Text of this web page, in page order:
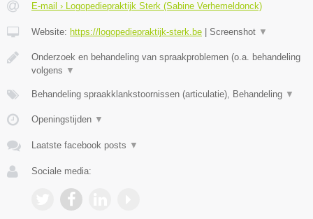
E-mail › Logopediepraktijk Sterk (Sabine Verhemeldonck)
Website: https://logopediepraktijk-sterk.be Screenshot ▼
Onderzoek en behandeling van spraakproblemen (o.a. behandeling
volgens ▼
Behandeling spraakklankstoornissen (articulatie), Behandeling ▼
Openingstijden ▼
Laatste facebook posts ▼
Sociale media: